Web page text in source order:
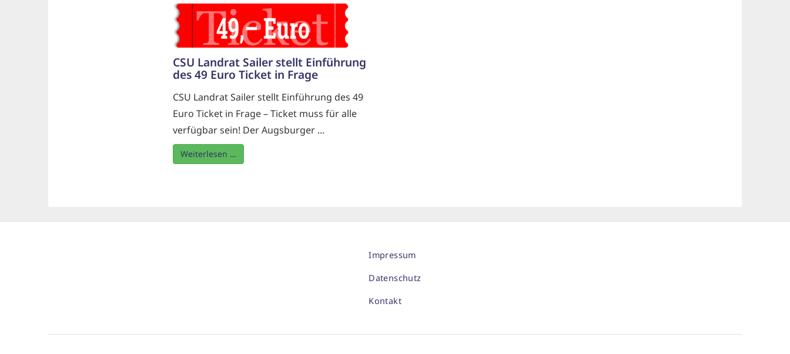
CSU Landrat Sailer stellt Einführung
des 49 Euro Ticket in Frage
CSU Landrat Sailer stellt Einführung des 49
Euro Ticket in Frage – Ticket muss für alle
verfügbar sein! Der Augsburger ...
Weiterlesen …
Impressum
Datenschutz
Kontakt